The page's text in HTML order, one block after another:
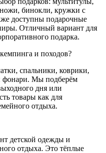
бинокли, кружки с
доступны подарочные
Отличный вариант для
подарка.
и походов?
спальники, коврики,
фонари. Мы подберём
дня или
товары как для
отдыха.
детской одежды и
отдыха. Это тёплые